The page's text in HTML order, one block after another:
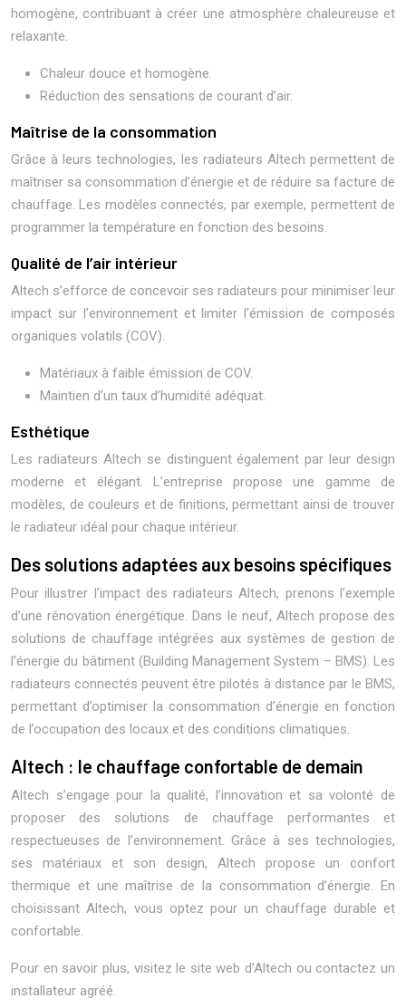
homogène, contribuant à créer une atmosphère chaleureuse et
relaxante.
Chaleur douce et homogène.
Réduction des sensations de courant d’air.
Maîtrise de la consommation
Grâce à leurs technologies, les radiateurs Altech permettent de
maîtriser sa consommation d’énergie et de réduire sa facture de
chauffage. Les modèles connectés, par exemple, permettent de
programmer la température en fonction des besoins.
Qualité de l’air intérieur
Altech s’efforce de concevoir ses radiateurs pour minimiser leur
impact sur l’environnement et limiter l’émission de composés
organiques volatils (COV).
Matériaux à faible émission de COV.
Maintien d’un taux d’humidité adéquat.
Esthétique
Les radiateurs Altech se distinguent également par leur design
moderne et élégant. L’entreprise propose une gamme de
modèles, de couleurs et de finitions, permettant ainsi de trouver
le radiateur idéal pour chaque intérieur.
Des solutions adaptées aux besoins spécifiques
Pour illustrer l’impact des radiateurs Altech, prenons l’exemple
d’une rénovation énergétique. Dans le neuf, Altech propose des
solutions de chauffage intégrées aux systèmes de gestion de
l’énergie du bâtiment (Building Management System – BMS). Les
radiateurs connectés peuvent être pilotés à distance par le BMS,
permettant d’optimiser la consommation d’énergie en fonction
de l’occupation des locaux et des conditions climatiques.
Altech : le chauffage confortable de demain
Altech s’engage pour la qualité, l’innovation et sa volonté de
proposer des solutions de chauffage performantes et
respectueuses de l’environnement. Grâce à ses technologies,
ses matériaux et son design, Altech propose un confort
thermique et une maîtrise de la consommation d’énergie. En
choisissant Altech, vous optez pour un chauffage durable et
confortable.
Pour en savoir plus, visitez le site web d’Altech ou contactez un
installateur agréé.